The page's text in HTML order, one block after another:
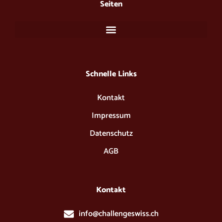
r
Seiten
Schnelle Links​
Kontakt
Impressum
Datenschutz
AGB
Kontakt
info@challengeswiss.ch